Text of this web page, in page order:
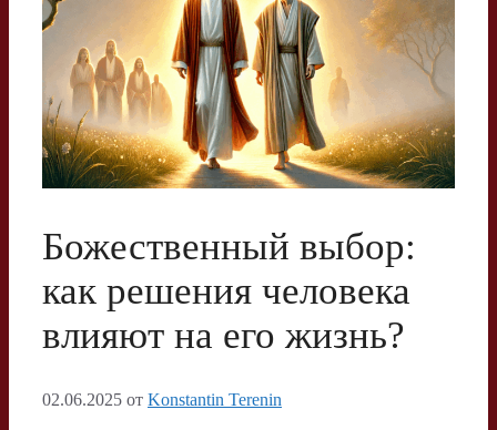
Божественный выбор:
как решения человека
влияют на его жизнь?
02.06.2025 от Konstantin Terenin